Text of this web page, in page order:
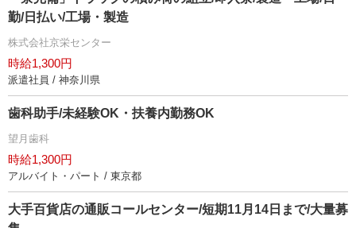
勤/日払い/工場・製造
株式会社京栄センター
時給1,300円
派遣社員 / 神奈川県
歯科助手/未経験OK・扶養内勤務OK
望月歯科
時給1,300円
アルバイト・パート / 東京都
大手百貨店の通販コールセンター/短期11月14日まで/大量募